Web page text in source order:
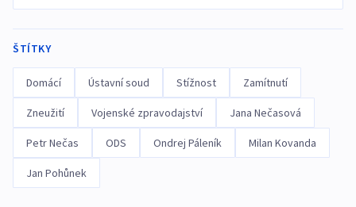
ŠTÍTKY
Domácí Ústavní soud Stížnost Zamítnutí
Zneužití Vojenské zpravodajství Jana Nečasová
Petr Nečas ODS Ondrej Páleník Milan Kovanda
Jan Pohůnek